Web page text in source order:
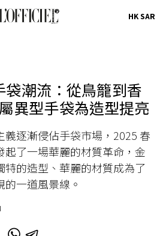
HK SAR
袋潮流：從鳥籠到香
異型手袋為造型提亮
義逐漸侵佔手袋市場，2025 春
起了一場華麗的材質革命，金
特的造型、華麗的材質成為了
一道風景線。